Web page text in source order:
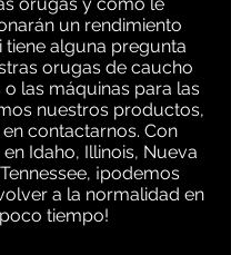
un rendimiento
tiene alguna pregunta
orugas de caucho
o las máquinas para las
nuestros productos,
contactarnos. Con
Idaho, Illinois, Nueva
¡podemos
a la normalidad en
poco tiempo!